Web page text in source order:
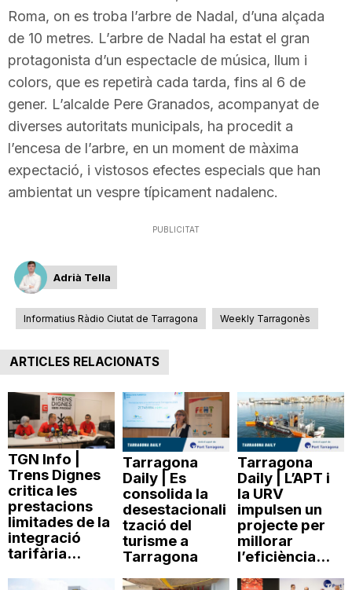
Roma, on es troba l’arbre de Nadal, d’una alçada
de 10 metres. L’arbre de Nadal ha estat el gran
protagonista d’un espectacle de música, llum i
colors, que es repetirà cada tarda, fins al 6 de
gener. L’alcalde Pere Granados, acompanyat de
diverses autoritats municipals, ha procedit a
l’encesa de l’arbre, en un moment de màxima
expectació, i vistosos efectes especials que han
ambientat un vespre típicament nadalenc.
PUBLICITAT
Adrià Tella
Informatius Ràdio Ciutat de Tarragona Weekly Tarragonès
ARTICLES RELACIONATS
TGN Info |
Trens Dignes
critica les
prestacions
limitades de la
integració
tarifària...
Tarragona
Daily | Es
consolida la
desestacionali
tzació del
turisme a
Tarragona
Tarragona
Daily | L’APT i
la URV
impulsen un
projecte per
millorar
l’eficiència...